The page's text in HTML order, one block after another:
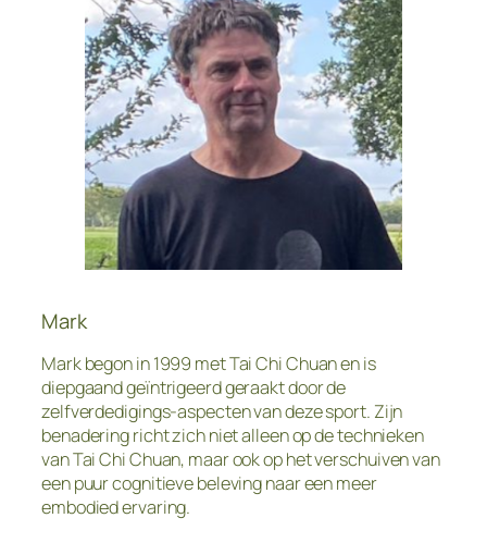
Mark
Mark begon in 1999 met Tai Chi Chuan en is
diepgaand geïntrigeerd geraakt door de
zelfverdedigings-aspecten van deze sport. Zijn
benadering richt zich niet alleen op de technieken
van Tai Chi Chuan, maar ook op het verschuiven van
een puur cognitieve beleving naar een meer
embodied ervaring.